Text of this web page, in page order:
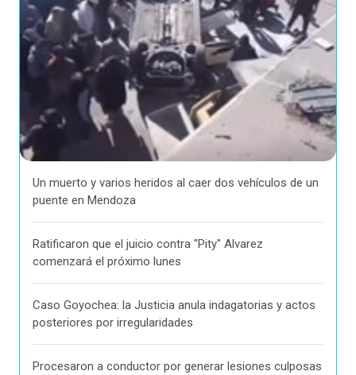
Un muerto y varios heridos al caer dos vehículos de un
puente en Mendoza
Ratificaron que el juicio contra "Pity" Alvarez
comenzará el próximo lunes
Caso Goyochea: la Justicia anula indagatorias y actos
posteriores por irregularidades
Procesaron a conductor por generar lesiones culposas